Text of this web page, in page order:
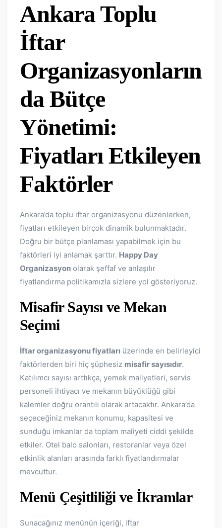
Ankara Toplu
İftar
Organizasyonların
da Bütçe
Yönetimi:
Fiyatları Etkileyen
Faktörler
Ankara’da toplu iftar organizasyonu düzenlerken,
fiyatları etkileyen birçok dinamik bulunmaktadır.
Doğru bir bütçe planlaması yapabilmek için bu
faktörleri iyi anlamak şarttır. Happy Day
Organizasyon olarak şeffaf ve anlaşılır
fiyatlandırma politikamızla sizlere yol gösteriyoruz.
Misafir Sayısı ve Mekan
Seçimi
İftar organizasyonu fiyatları üzerinde en belirleyici
faktörlerden biri hiç şüphesiz misafir sayısıdır.
Katılımcı sayısı arttıkça, yemek maliyetleri, servis
personeli ihtiyacı ve mekanın büyüklüğü gibi
kalemler doğru orantılı olarak artacaktır. Ankara’da
seçeceğiniz mekanın konumu, kapasitesi ve
sunduğu imkanlar da toplam maliyeti ciddi şekilde
etkiler. Otel balo salonları, restoranlar veya özel
etkinlik alanları arasında farklı fiyatlandırmalar
mevcuttur.
Menü Çeşitliliği ve İkramlar
Sunacağınız menünün içeriği, iftar